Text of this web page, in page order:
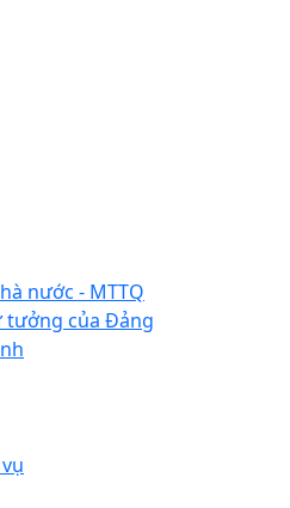
nước - MTTQ
tưởng của Đảng